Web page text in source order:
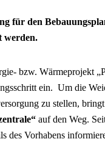
für den
werden.
bzw. Wärmeprojekt
ein. Um die
zu stellen,
auf den Weg.
des Vorhabens